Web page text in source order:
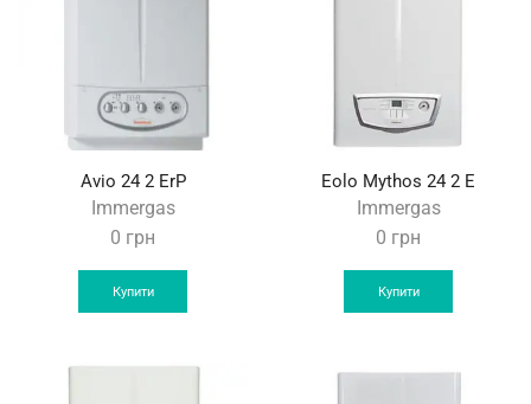
Avio 24 2 ErP
Immergas
0 грн
Купити
Eolo Mythos 24 2 E
Immergas
0 грн
Купити